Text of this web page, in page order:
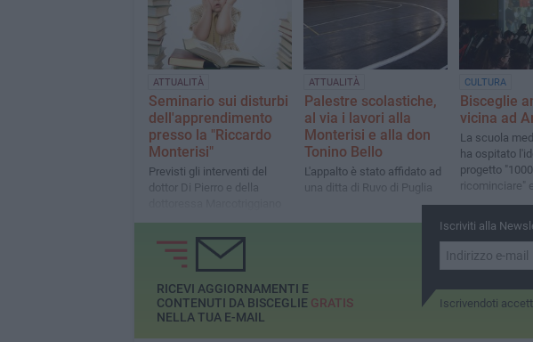
comunità»
ATTUALITÀ
Seminario sui disturbi
dell'apprendimento
presso la "Riccardo
Monterisi"
Previsti gli interventi del
dottor Di Pierro e della
ATTUALITÀ
Palestre scolastiche,
al via i lavori alla
Monterisi e alla don
Tonino Bello
L'appalto è stato affidato ad
una ditta di Ruvo di Puglia
CULTURA
Bisceglie
vicina ad
La scuola
ha ospitato
progetto
ricominciare" e consegnato
Iscriviti alla
Iscrivendoti
RICEVI AGGIORNAMENTI E
CONTENUTI DA BISCEGLIE GRATIS
NELLA TUA E-MAIL